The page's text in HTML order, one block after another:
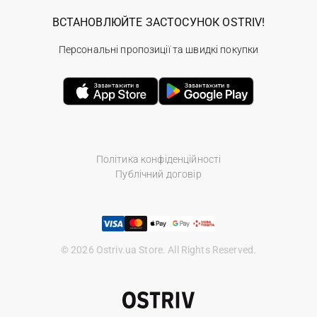
Політика конфіденційності
Публічний договір
© 2026 Ostriv.ua Store. All Rights Reserved.
ВСТАНОВЛЮЙТЕ ЗАСТОСУНОК OSTRIV!
Персональні пропозиції та швидкі покупки